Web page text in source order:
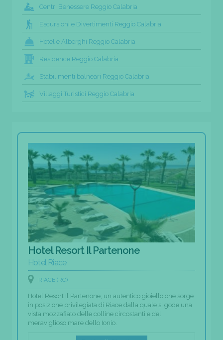
Centri Benessere Reggio Calabria
Escursioni e Divertimenti Reggio Calabria
Hotel e Alberghi Reggio Calabria
Residence Reggio Calabria
Stabilimenti balneari Reggio Calabria
Villaggi Turistici Reggio Calabria
Hotel Resort Il Partenone
Hotel Riace
RIACE (RC)
Hotel Resort Il Partenone, un autentico gioiello che sorge
in posizione privilegiata di Riace dalla quale si gode una
vista mozzafiato delle colline circostanti e del
meraviglioso mare dello Ionio.